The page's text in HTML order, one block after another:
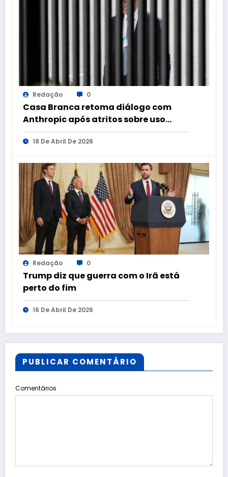
Redação 0
Casa Branca retoma diálogo com
Anthropic após atritos sobre uso
militar de IA
18 De Abril De 2026
Redação 0
Trump diz que guerra com o Irã está
perto do fim
16 De Abril De 2026
PUBLICAR COMENTÁRIO
Comentários